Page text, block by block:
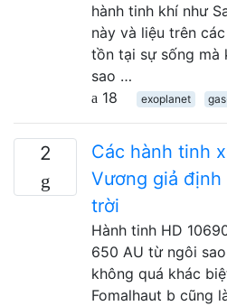
hành tinh khí như
này và liệu trên
tồn tại sự sống mà
sao …
18
exoplanet
2
Các hành tinh
Vương giả
trời
Hành tinh HD
650 AU từ ngôi
không quá khác
Fomalhaut b cũng